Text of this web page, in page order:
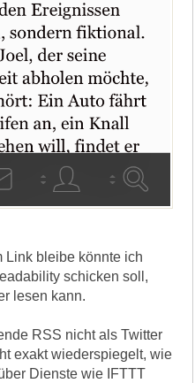
Link bleibe könnte ich
schicken soll,
lesen kann.
RSS nicht als Twitter
exakt wiederspiegelt, wie
Dienste wie IFTTT